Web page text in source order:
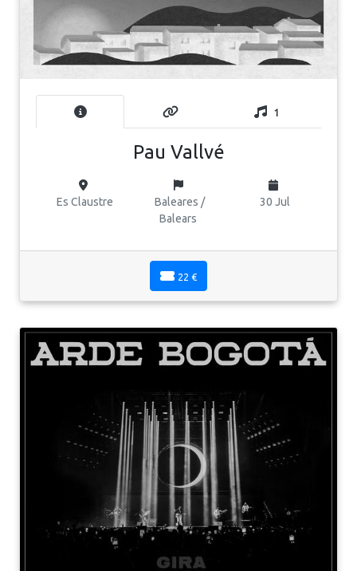
1
Pau Vallvé
Es Claustre
Baleares /
Balears
30 Jul
22 €